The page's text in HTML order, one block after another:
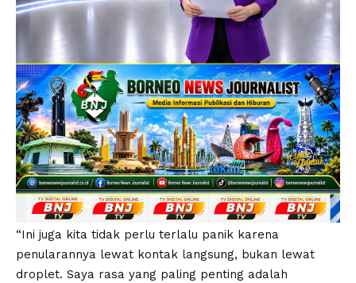
“Ini juga kita tidak perlu terlalu panik karena
penularannya lewat kontak langsung, bukan lewat
droplet. Saya rasa yang paling penting adalah